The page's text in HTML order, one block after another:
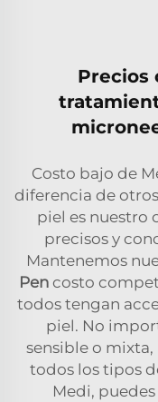
Precios
Costo bajo de
diferencia de
piel es nuestro
precisos y
Mantenemos
Pen costo
todos tengan
piel. No
sensible o
todos los tipos
Medi,